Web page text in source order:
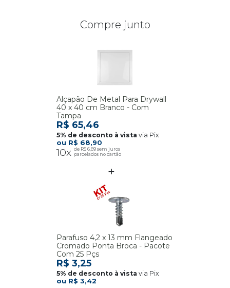
Compre junto
Alçapão De Metal Para Drywall
40 x 40 cm Branco - Com
Tampa
R$ 68,90
10x R$ 6,89
R$ 65,46
via Pix
Parafuso 4,2 x 13 mm Flangeado
Cromado Ponta Broca - Pacote
Com 25 Pçs
R$ 3,42
R$ 3,25
via Pix